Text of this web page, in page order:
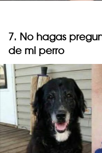
7. No hagas
de mi perro